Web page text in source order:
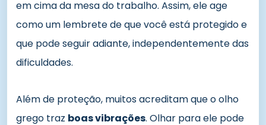
em cima da mesa do trabalho. Assim, ele age
como um lembrete de que você está protegido e
que pode seguir adiante, independentemente das
dificuldades.
Além de proteção, muitos acreditam que o olho
grego traz boas vibrações. Olhar para ele pode